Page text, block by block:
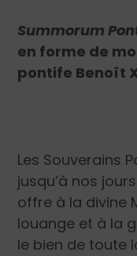
Summorum
en forme de
pontife Benoît
Les Souverains
jusqu’à nos
offre à la divine
louange et à la
le bien de toute